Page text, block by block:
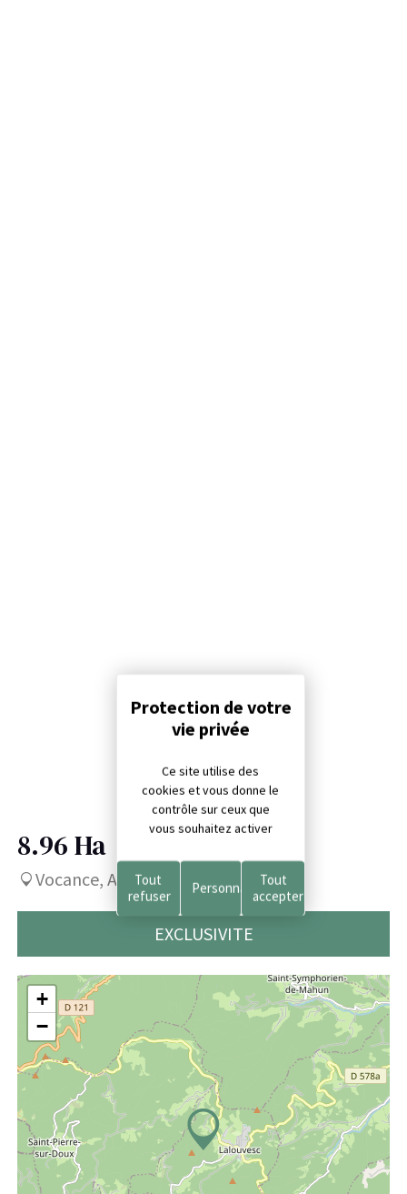
8.96 Ha 33 500 €
Vocance, Ardèche (07)
EXCLUSIVITE
+
−
Panneau de gestion des cookies
Ce site utilise des
cookies et vous donne le
contrôle sur ceux que
vous souhaitez activer
Tout
accepter
Tout
refuser
Personnaliser